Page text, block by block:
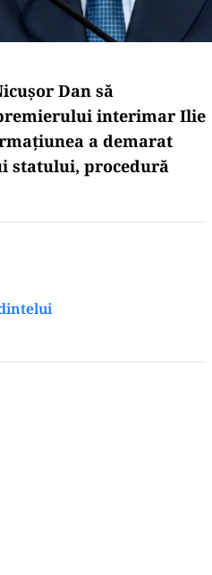
Dan să
interimar Ilie
a demarat
statului, procedură